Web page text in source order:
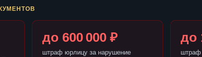
до 600 000 ₽
штраф юрлицу за нарушение
до
штраф